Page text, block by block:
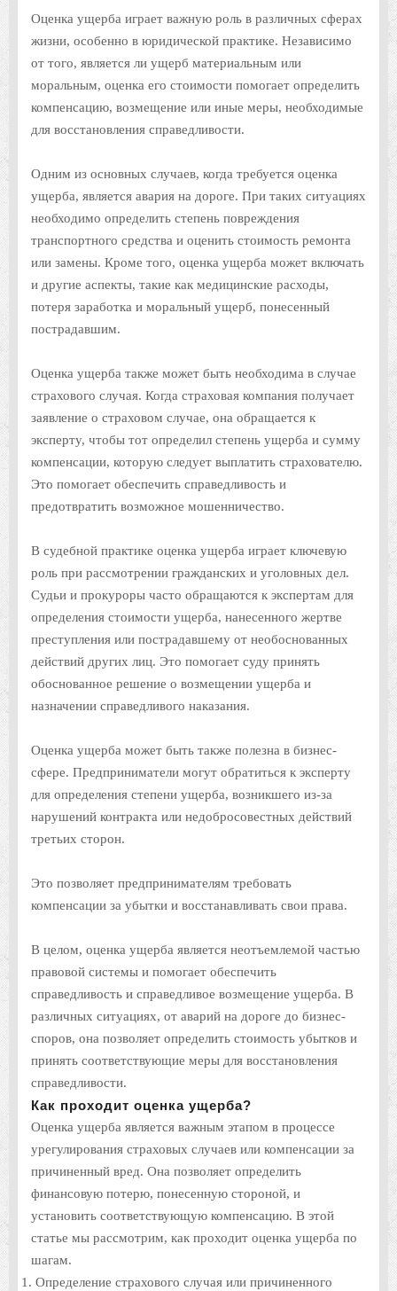
Оценка ущерба играет важную роль в различных сферах
жизни, особенно в юридической практике. Независимо
от того, является ли ущерб материальным или
моральным, оценка его стоимости помогает определить
компенсацию, возмещение или иные меры, необходимые
для восстановления справедливости.
Одним из основных случаев, когда требуется оценка
ущерба, является авария на дороге. При таких ситуациях
необходимо определить степень повреждения
транспортного средства и оценить стоимость ремонта
или замены. Кроме того, оценка ущерба может включать
и другие аспекты, такие как медицинские расходы,
потеря заработка и моральный ущерб, понесенный
пострадавшим.
Оценка ущерба также может быть необходима в случае
страхового случая. Когда страховая компания получает
заявление о страховом случае, она обращается к
эксперту, чтобы тот определил степень ущерба и сумму
компенсации, которую следует выплатить страхователю.
Это помогает обеспечить справедливость и
предотвратить возможное мошенничество.
В судебной практике оценка ущерба играет ключевую
роль при рассмотрении гражданских и уголовных дел.
Судьи и прокуроры часто обращаются к экспертам для
определения стоимости ущерба, нанесенного жертве
преступления или пострадавшему от необоснованных
действий других лиц. Это помогает суду принять
обоснованное решение о возмещении ущерба и
назначении справедливого наказания.
Оценка ущерба может быть также полезна в бизнес-
сфере. Предприниматели могут обратиться к эксперту
для определения степени ущерба, возникшего из-за
нарушений контракта или недобросовестных действий
третьих сторон.
Это позволяет предпринимателям требовать
компенсации за убытки и восстанавливать свои права.
В целом, оценка ущерба является неотъемлемой частью
правовой системы и помогает обеспечить
справедливость и справедливое возмещение ущерба. В
различных ситуациях, от аварий на дороге до бизнес-
споров, она позволяет определить стоимость убытков и
принять соответствующие меры для восстановления
справедливости.
Как проходит оценка ущерба?
Оценка ущерба является важным этапом в процессе
урегулирования страховых случаев или компенсации за
причиненный вред. Она позволяет определить
финансовую потерю, понесенную стороной, и
установить соответствующую компенсацию. В этой
статье мы рассмотрим, как проходит оценка ущерба по
шагам.
Определение страхового случая или причиненного